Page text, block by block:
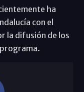
ha
con el
la difusión de los